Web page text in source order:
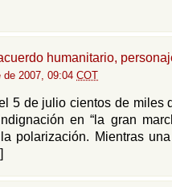
humanitario,
de 2007, 09:04 COT
5 de julio cientos de miles
en “la gran
polarización. Mientras